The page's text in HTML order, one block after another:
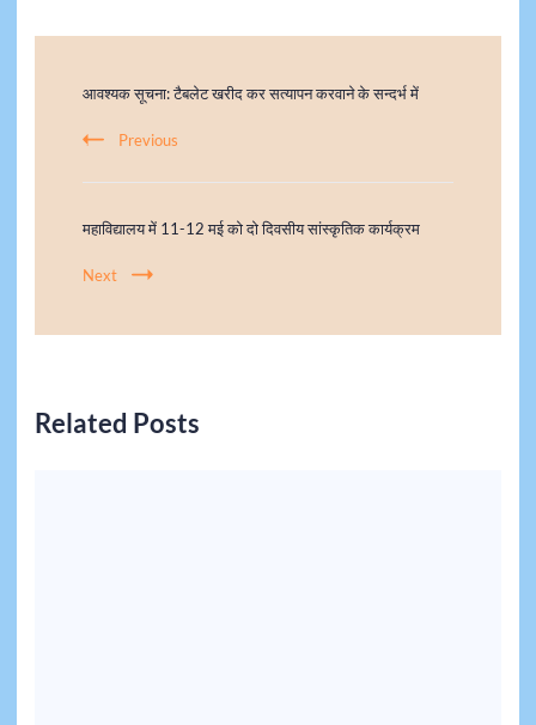
आवश्यक सूचना: टैबलेट खरीद कर सत्यापन करवाने के सन्दर्भ में
Previous
महाविद्यालय में 11-12 मई को दो दिवसीय सांस्कृतिक कार्यक्रम
Next
Related Posts